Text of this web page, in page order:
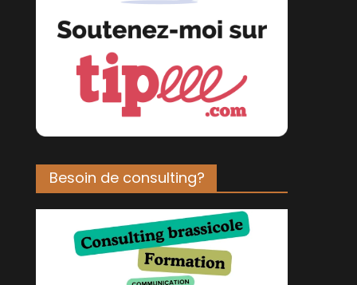
Besoin de consulting?